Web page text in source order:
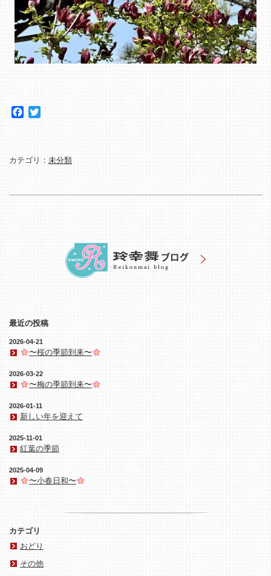
Facebook
カテゴリ： 未分類
最近の投稿
2026-04-21
〜桜の季節到来〜
2026-03-22
〜梅の季節到来〜
2026-01-11
新しい年を迎えて
2025-11-01
紅葉の季節
2025-04-09
〜小春日和〜
カテゴリ
おどり
その他